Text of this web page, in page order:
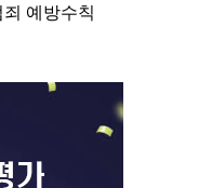
예방수칙